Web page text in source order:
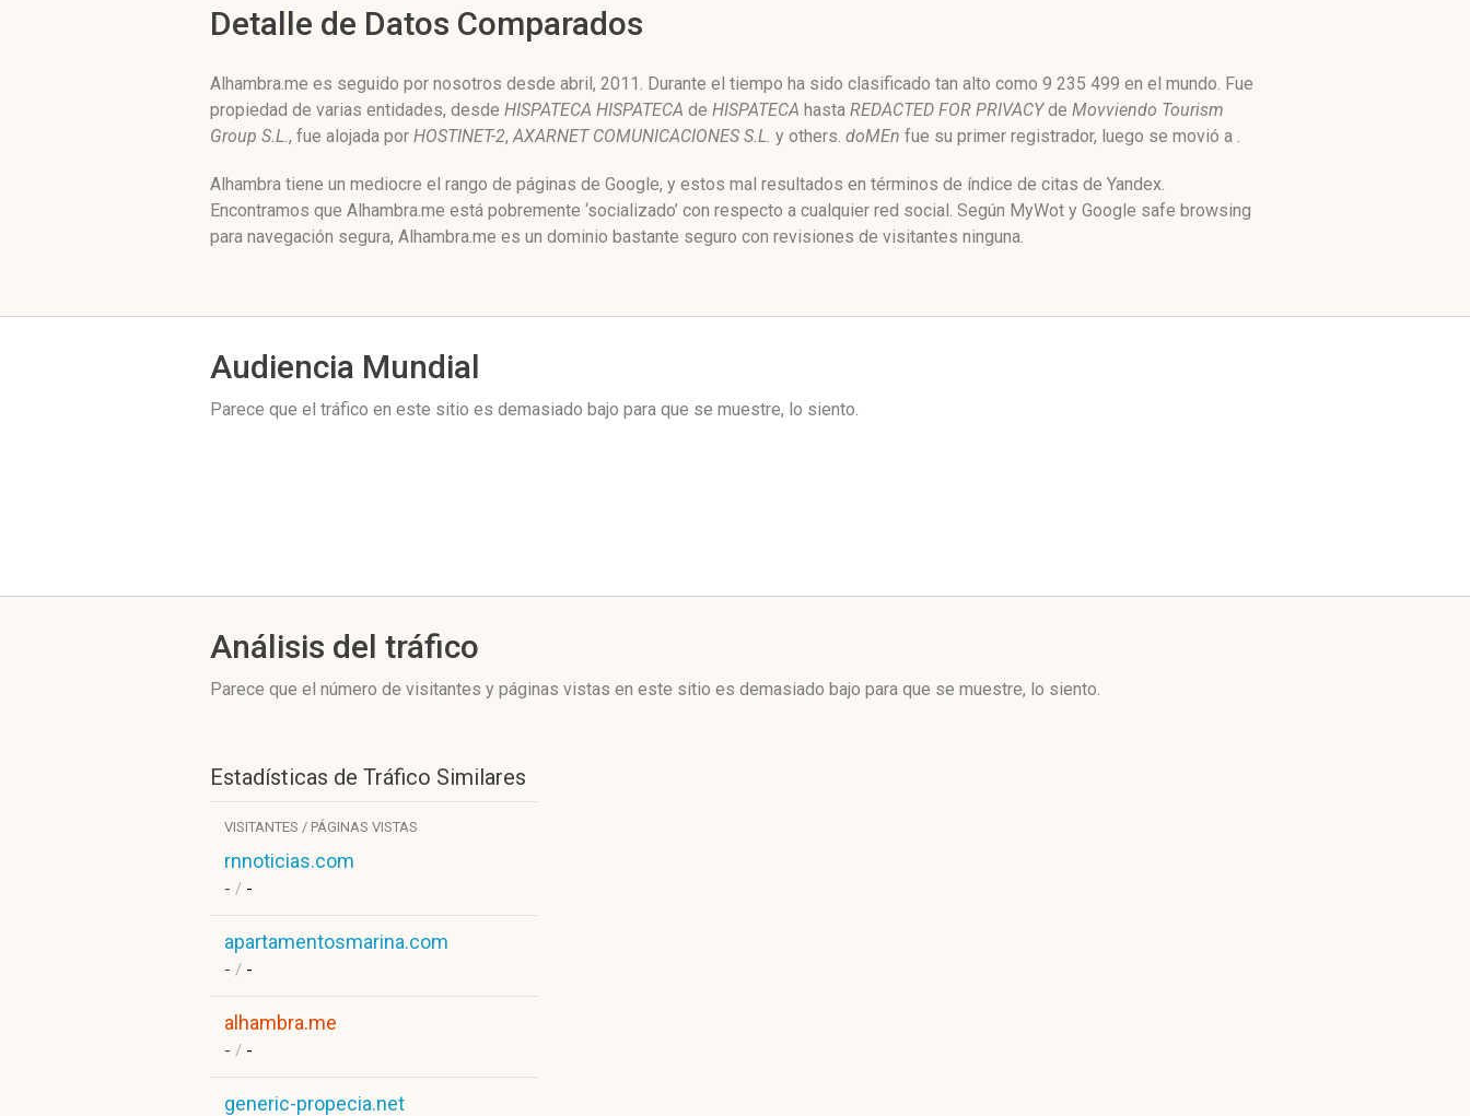
Detalle de Datos Comparados
Alhambra.me es seguido por nosotros desde abril, 2011. Durante el tiempo ha sido clasificado tan alto como 9 235 499 en el mundo. Fue
propiedad de varias entidades, desde HISPATECA HISPATECA de HISPATECA hasta REDACTED FOR PRIVACYde Movviendo Tourism
Group S.L., fue alojada por HOSTINET-2,AXARNET COMUNICACIONES S.L. y others. doMEn fue su primer registrador, luego se movió a .
Alhambra tiene un mediocre el rango de páginas de Google, y estos mal resultados en términos de índice de citas de Yandex.
Encontramos que Alhambra.me está pobremente ‘socializado’ con respecto a cualquier red social. Según MyWot y Google safe browsing
para navegación segura, Alhambra.me es un dominio bastante seguro con revisiones de visitantes ninguna.
Audiencia Mundial
Parece que el tráfico en este sitio es demasiado bajo para que se muestre, lo siento.
Análisis del tráfico
Parece que el número de visitantes y páginas vistas en este sitio es demasiado bajo para que se muestre, lo siento.
Estadísticas de Tráfico Similares
VISITANTES / PÁGINAS VISTAS
rnnoticias.com
- / -
apartamentosmarina.com
- / -
alhambra.me
- / -
generic-propecia.net